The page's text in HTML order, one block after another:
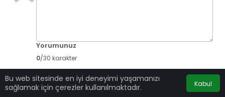
Yorumunuz
0/30 karakter
Bu web sitesinde en iyi deneyimi yaşamanızı
sağlamak için çerezler kullanılmaktadır.
Kabul